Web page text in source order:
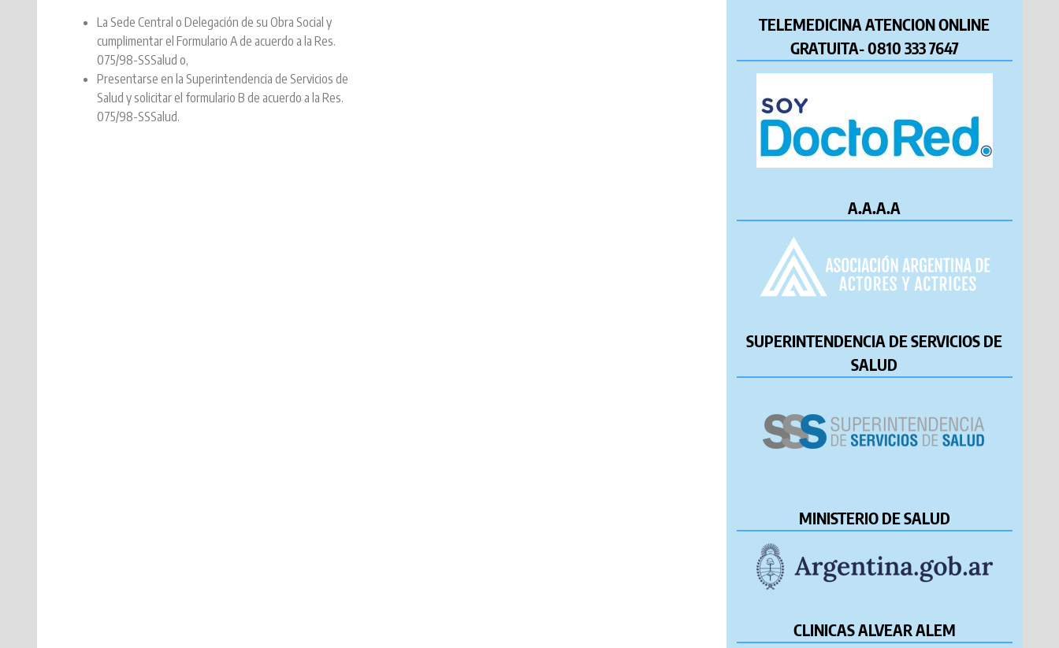
La Sede Central o Delegación de su Obra Social y
cumplimentar el Formulario A de acuerdo a la Res.
075/98-SSSalud o,
Presentarse en la Superintendencia de Servicios de
Salud y solicitar el formulario B de acuerdo a la Res.
075/98-SSSalud.
TELEMEDICINA ATENCION ONLINE
GRATUITA- 0810 333 7647
A.A.A.A
SUPERINTENDENCIA DE SERVICIOS DE
SALUD
MINISTERIO DE SALUD
CLINICAS ALVEAR ALEM